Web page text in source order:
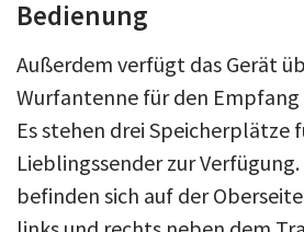
Bedienung
Außerdem verfügt das Gerät
Wurfantenne für den Empfang
Es stehen drei Speicherplätze
Lieblingssender zur
befinden sich auf der Oberseite